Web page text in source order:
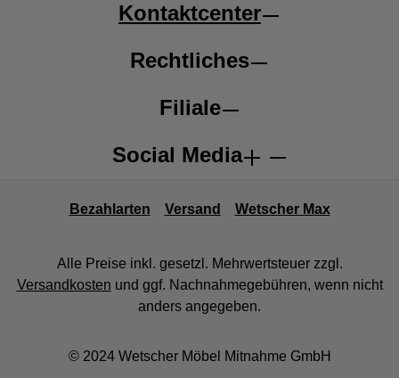
Kontaktcenter
Rechtliches
Filiale
Social Media
Bezahlarten Versand Wetscher Max
Alle Preise inkl. gesetzl. Mehrwertsteuer zzgl.
Versandkosten und ggf. Nachnahmegebühren, wenn nicht
anders angegeben.
© 2024 Wetscher Möbel Mitnahme GmbH